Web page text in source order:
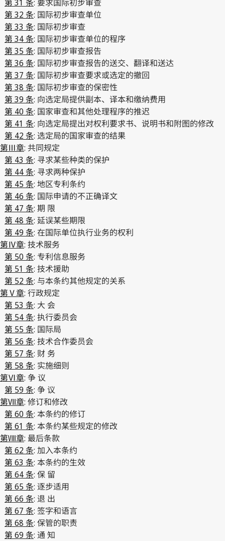
第 31 条: 要求国际初步审查
第 32 条: 国际初步审查单位
第 33 条: 国际初步审查
第 34 条: 国际初步审查单位的程序
第 35 条: 国际初步审查报告
第 36 条: 国际初步审查报告的送交、翻译和送达
第 37 条: 国际初步审查要求或选定的撤回
第 38 条: 国际初步审查的保密性
第 39 条: 向选定局提供副本、译本和缴纳费用
第 40 条: 国家审查和其他处理程序的推迟
第 41 条: 向选定局提出对权利要求书、说明书和附图的修改
第 42 条: 选定局的国家审查的结果
第Ⅲ章: 共同规定
第 43 条: 寻求某些种类的保护
第 44 条: 寻求两种保护
第 45 条: 地区专利条约
第 46 条: 国际申请的不正确译文
第 47 条: 期 限
第 48 条: 延误某些期限
第 49 条: 在国际单位执行业务的权利
第Ⅳ章: 技术服务
第 50 条: 专利信息服务
第 51 条: 技术援助
第 52 条: 与本条约其他规定的关系
第Ⅴ章: 行政规定
第 53 条: 大 会
第 54 条: 执行委员会
第 55 条: 国际局
第 56 条: 技术合作委员会
第 57 条: 财 务
第 58 条: 实施细则
第Ⅵ章: 争 议
第 59 条: 争 议
第Ⅶ章: 修订和修改
第 60 条: 本条约的修订
第 61 条: 本条约某些规定的修改
第Ⅷ章: 最后条款
第 62 条: 加入本条约
第 63 条: 本条约的生效
第 64 条: 保 留
第 65 条: 逐步适用
第 66 条: 退 出
第 67 条: 签字和语言
第 68 条: 保管的职责
第 69 条: 通 知